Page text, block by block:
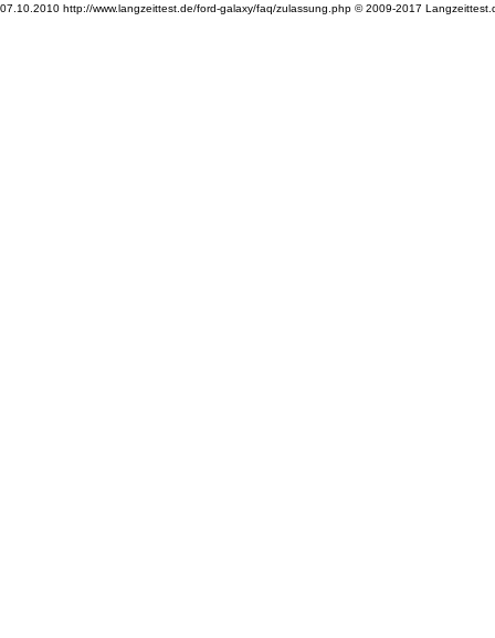
07.10.2010 http://www.langzeittest.de/ford-galaxy/faq/zulassung.php © 2009-2017